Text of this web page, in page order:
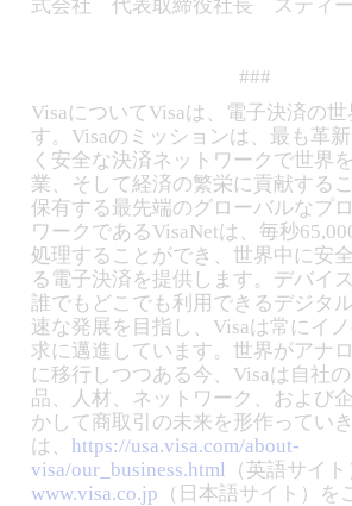
式会社 代表取締役社長 スティー
###
VisaについてVisaは、電子決済の
す。Visaのミッションは、最も革
く安全な決済ネットワークで世界
業、そして経済の繁栄に貢献する
保有する最先端のグローバルなプ
ワークであるVisaNetは、毎秒
処理することができ、世界中に安
る電子決済を提供します。デバイ
誰でもどこでも利用できるデジタ
速な発展を目指し、Visaは常にイ
求に邁進しています。世界がアナ
に移行しつつある今、Visaは自社
品、人材、ネットワーク、および
かして商取引の未来を形作ってい
は、https://usa.visa.com/about-
visa/our_business.html （英語サイ
www.visa.co.jp （日本語サイト）を